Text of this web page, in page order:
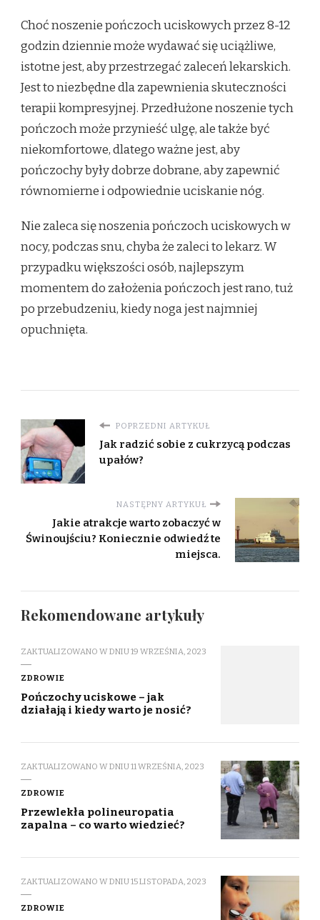
Choć noszenie pończoch uciskowych przez 8-12
godzin dziennie może wydawać się uciążliwe,
istotne jest, aby przestrzegać zaleceń lekarskich.
Jest to niezbędne dla zapewnienia skuteczności
terapii kompresyjnej. Przedłużone noszenie tych
pończoch może przynieść ulgę, ale także być
niekomfortowe, dlatego ważne jest, aby
pończochy były dobrze dobrane, aby zapewnić
równomierne i odpowiednie uciskanie nóg.
Nie zaleca się noszenia pończoch uciskowych w
nocy, podczas snu, chyba że zaleci to lekarz. W
przypadku większości osób, najlepszym
momentem do założenia pończoch jest rano, tuż
po przebudzeniu, kiedy noga jest najmniej
opuchnięta.
POPRZEDNI ARTYKUŁ
Jak radzić sobie z cukrzycą podczas
upałów?
NASTĘPNY ARTYKUŁ
Jakie atrakcje warto zobaczyć w
Świnoujściu? Koniecznie odwiedź te
miejsca.
Rekomendowane artykuły
ZAKTUALIZOWANO W DNIU19 WRZEŚNIA, 2023
ZDROWIE
Pończochy uciskowe – jak
działają i kiedy warto je nosić?
ZAKTUALIZOWANO W DNIU11 WRZEŚNIA, 2023
ZDROWIE
Przewlekła polineuropatia
zapalna – co warto wiedzieć?
ZAKTUALIZOWANO W DNIU15 LISTOPADA, 2023
ZDROWIE